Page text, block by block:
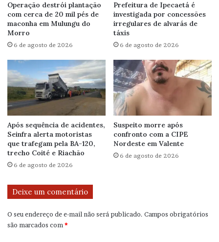
Operação destrói plantação
com cerca de 20 mil pés de
maconha em Mulungu do
Morro
6 de agosto de 2026
Prefeitura de Ipecaetá é
investigada por concessões
irregulares de alvarás de
táxis
6 de agosto de 2026
Após sequência de acidentes,
Seinfra alerta motoristas
que trafegam pela BA-120,
trecho Coité e Riachão
6 de agosto de 2026
Suspeito morre após
confronto com a CIPE
Nordeste em Valente
6 de agosto de 2026
Deixe um comentário
O seu endereço de e-mail não será publicado. Campos obrigatórios
são marcados com *